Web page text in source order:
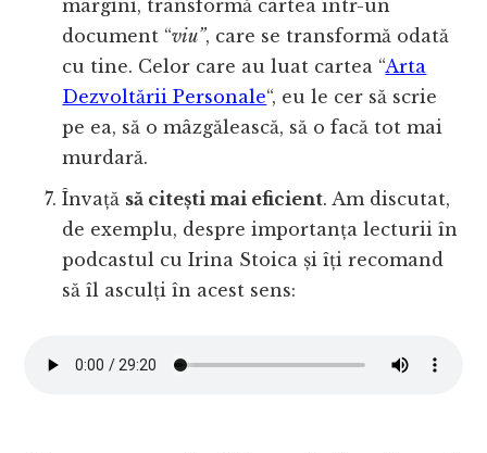
margini, transformă cartea într-un
document “viu”, care se transformă odată
cu tine. Celor care au luat cartea “Arta
Dezvoltării Personale“, eu le cer să scrie
pe ea, să o mâzgălească, să o facă tot mai
murdară.
Învață să citești mai eficient. Am discutat,
de exemplu, despre importanța lecturii în
podcastul cu Irina Stoica și îți recomand
să îl asculți în acest sens: